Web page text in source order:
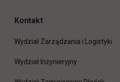
Kontakt
Wydział Zarządzania i Logistyki
Wydział Inżynieryjny